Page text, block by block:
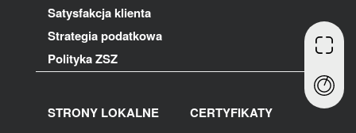
Satysfakcja klienta
Strategia podatkowa
Polityka ZSZ
STRONY LOKALNE
CERTYFIKATY